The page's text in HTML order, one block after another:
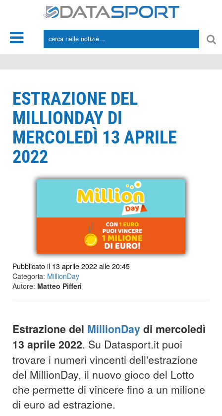
ESTRAZIONE DEL
MILLIONDAY DI
MERCOLEDÌ 13 APRILE
2022
Pubblicato il 13 aprile 2022 alle 20:45
Categoria: MillionDay
Autore: Matteo Pifferi
Estrazione del MillionDaydi mercoledì
13 aprile 2022. Su Datasport.it puoi
trovare i numeri vincenti dell'estrazione
del MillionDay, il nuovo gioco del Lotto
che permette di vincere fino a un milione
di euro ad estrazione.